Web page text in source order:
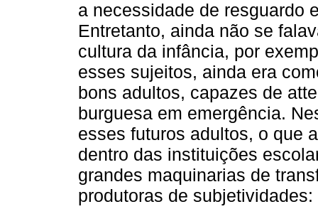
a necessidade de resguardo
Entretanto, ainda não se
cultura da infância, por
esses sujeitos, ainda era
bons adultos, capazes de
burguesa em emergência.
esses futuros adultos, o que
dentro das instituições
grandes maquinarias de
produtoras de subjetividades: